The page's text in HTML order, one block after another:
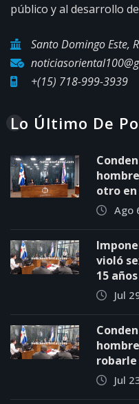
público y al desarrollo
Santo Domingo Este,
+(15) 718-999-3939
Lo Último De
otro en
Ago
violó
15 años
Jul
Jul